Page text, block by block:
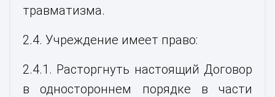
травматизма.
2.4. Учреждение имеет право:
2.4.1. Расторгнуть настоящий Договор
в одностороннем порядке в части